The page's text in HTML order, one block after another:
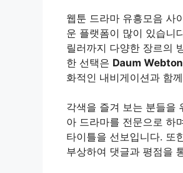
웹툰 드라마 유흥모음 사
운 플랫폼이 많이 있습니
릴러까지 다양한 장르의
한 선택은 Daum Webton
화적인 내비게이션과 함
각색을 즐겨 보는 분들을
아 드라마를 전문으로 하
타이틀을 선보입니다. 또
부상하여 댓글과 평점을